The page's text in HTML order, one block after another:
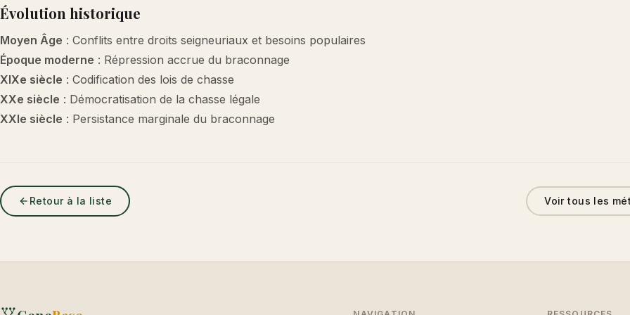
Évolution historique
Moyen Âge : Conflits entre droits seigneuriaux et besoins populaires
Époque moderne : Répression accrue du braconnage
XIXe siècle : Codification des lois de chasse
XXe siècle : Démocratisation de la chasse légale
XXIe siècle : Persistance marginale du braconnage
Retour à la liste Voir tous les